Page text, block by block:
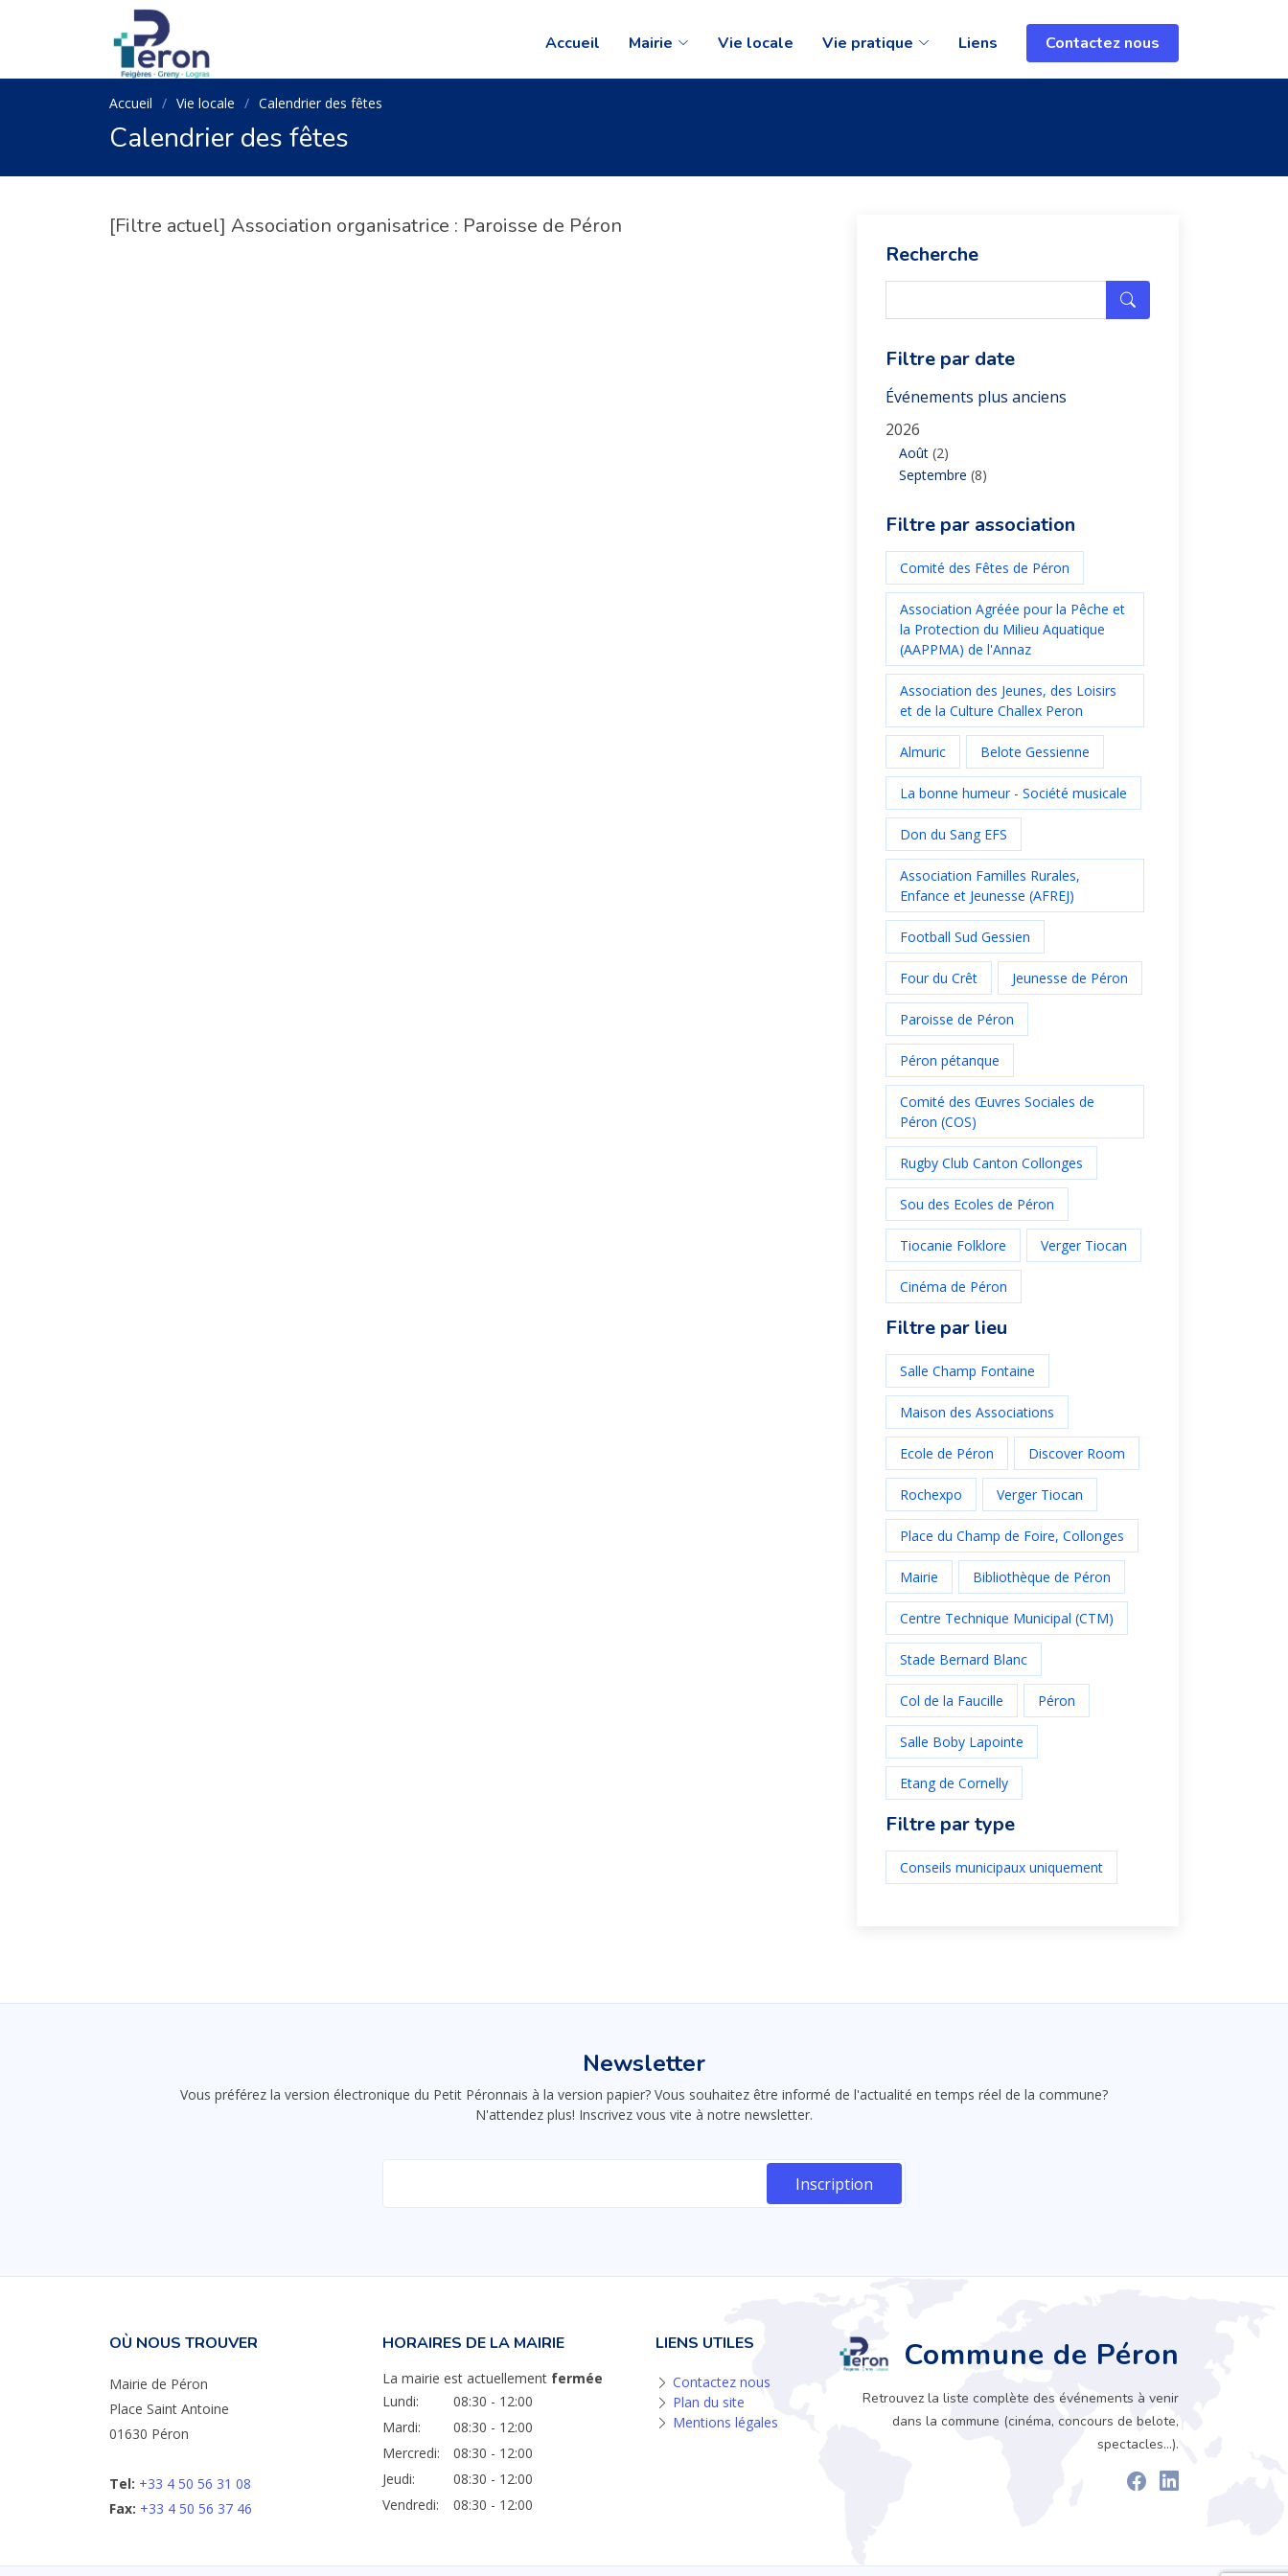
Accueil Mairie Vie locale Vie pratique Liens Contactez nous
Accueil Vie locale Calendrier des fêtes
Calendrier des fêtes
[Filtre actuel] Association organisatrice : Paroisse de Péron
Recherche
Filtre par date
Événements plus anciens
2026
Août (2)
Septembre (8)
Filtre par association
Comité des Fêtes de Péron
Association Agréée pour la Pêche et
la Protection du Milieu Aquatique
(AAPPMA) de l'Annaz
Association des Jeunes, des Loisirs
et de la Culture Challex Peron
Almuric Belote Gessienne
La bonne humeur - Société musicale
Don du Sang EFS
Association Familles Rurales,
Enfance et Jeunesse (AFREJ)
Football Sud Gessien
Four du Crêt Jeunesse de Péron
Paroisse de Péron
Péron pétanque
Comité des Œuvres Sociales de
Péron (COS)
Rugby Club Canton Collonges
Sou des Ecoles de Péron
Tiocanie Folklore Verger Tiocan
Cinéma de Péron
Filtre par lieu
Salle Champ Fontaine
Maison des Associations
Ecole de Péron Discover Room
Rochexpo Verger Tiocan
Place du Champ de Foire, Collonges
Mairie Bibliothèque de Péron
Centre Technique Municipal (CTM)
Stade Bernard Blanc
Col de la Faucille Péron
Salle Boby Lapointe
Etang de Cornelly
Filtre par type
Conseils municipaux uniquement
Newsletter
Vous préférez la version électronique du Petit Péronnais à la version papier? Vous souhaitez être informé de l'actualité en temps réel de la commune?
N'attendez plus! Inscrivez vous vite à notre newsletter.
OÙ NOUS TROUVER
Mairie de Péron
Place Saint Antoine
01630 Péron
Tel: +33 4 50 56 31 08
Fax: +33 4 50 56 37 46
HORAIRES DE LA MAIRIE
La mairie est actuellement fermée
Lundi:
08:30 - 12:00
Mardi:
08:30 - 12:00
Mercredi:
08:30 - 12:00
Jeudi:
08:30 - 12:00
Vendredi:
08:30 - 12:00
LIENS UTILES
Contactez nous
Plan du site
Mentions légales
Commune de Péron
Retrouvez la liste complète des événements à venir
dans la commune (cinéma, concours de belote,
spectacles...).